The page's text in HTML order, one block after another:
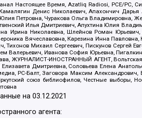
Настоящее Время, Azatliq Radiosi, PCE/PC,
Денис Николаевич, Апахончич
Петровна, Чуракова Ольга Владимировна,
Илья Дмитриевич, Апухтина Юлия
Ирина Николаевна, Шлейнов Роман
Вячеславовна, Карезина Инна
Михаил Сергеевич, Пискунов Сергей
Валерьевич, Иванова София Юрьевна,
ЖУРНАЛИСТ-ИНОСТРАННЫЙ АГЕНТ,
Дмитриевна, Соловьева Елена
РС-Балт, Заговора Максим
союз библиофилов, Честные выборы,
на03.12.2021
агента: